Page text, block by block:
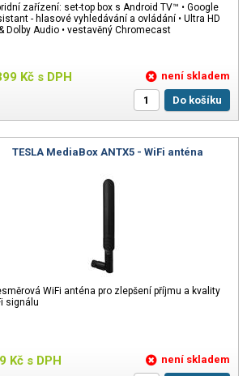
zařízení: set-top box s Android TV™ • Google
- hlasové vyhledávání a ovládání • Ultra HD
Dolby Audio • vestavěný Chromecast
Kč s DPH
není skladem
Do košíku
TESLA MediaBox ANTX5 - WiFi anténa
WiFi anténa pro zlepšení příjmu a kvality
signálu
Kč s DPH
není skladem